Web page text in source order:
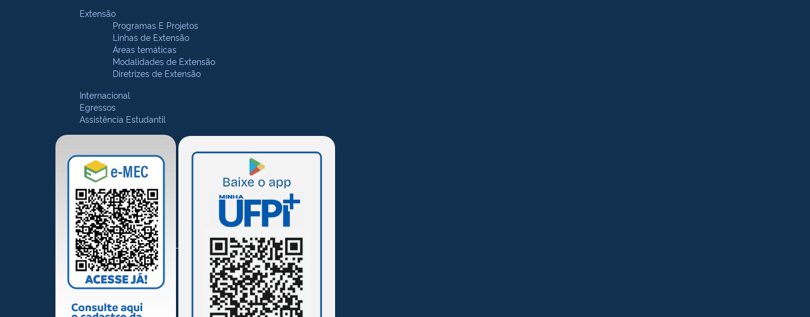
Extensão
Programas E Projetos
Linhas de Extensão
Áreas temáticas
Modalidades de Extensão
Diretrizes de Extensão
Internacional
Egressos
Assistência Estudantil